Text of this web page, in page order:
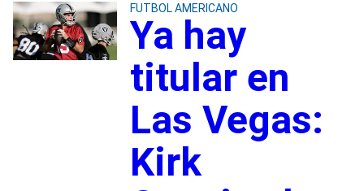
FUTBOL AMERICANO
Ya hay
titular en
Las Vegas:
Kirk